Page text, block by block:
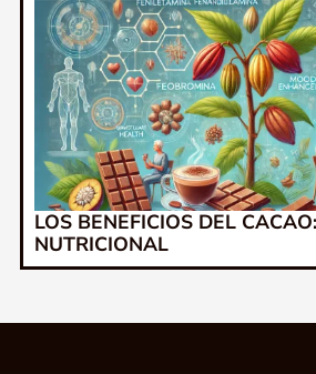
LOS BENEFICIOS DEL
NUTRICIONAL